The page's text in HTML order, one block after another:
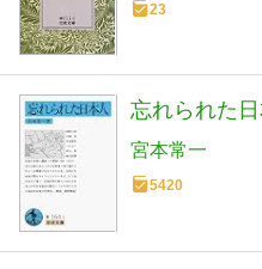
23
忘れられた
宮本常一
5420